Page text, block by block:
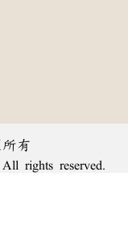
有
rights reserved.